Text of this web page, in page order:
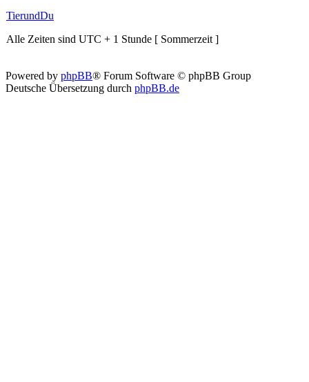
TierundDu
Alle Zeiten sind UTC + 1 Stunde [ Sommerzeit ]
Powered by phpBB® Forum Software © phpBB Group
Deutsche Übersetzung durch phpBB.de